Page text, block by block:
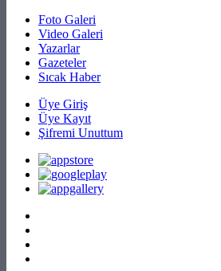
Foto Galeri
Video Galeri
Yazarlar
Gazeteler
Sıcak Haber
Üye Giriş
Üye Kayıt
Şifremi Unuttum